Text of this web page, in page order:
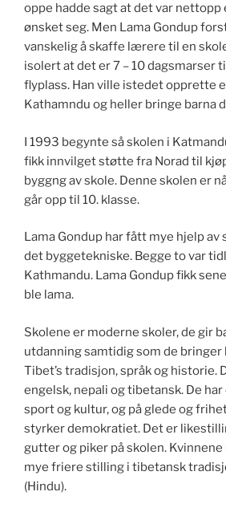
oppe hadde sagt at det var nettopp
ønsket seg. Men Lama Gondup
vanskelig å skaffe lærere til en
isolert at det er 7 – 10 dagsmarser
flyplass. Han ville istedet opprette
Kathamndu og heller bringe barna
I 1993 begynte så skolen i
fikk innvilget støtte fra Norad til
byggng av skole. Denne skolen er
går opp til 10. klasse.
Lama Gondup har fått mye hjelp av
det byggetekniske. Begge to var
Kathmandu. Lama Gondup fikk
ble lama.
Skolene er moderne skoler, de gir
utdanning samtidig som de bringer
Tibet’s tradisjon, språk og historie.
engelsk, nepali og tibetansk. De
sport og kultur, og på glede og
styrker demokratiet. Det er
gutter og piker på skolen. Kvinnene
mye friere stilling i tibetansk
(Hindu).